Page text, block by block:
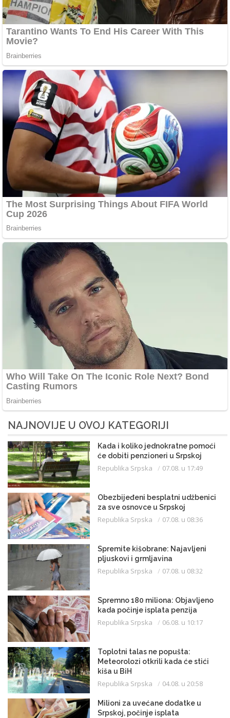
NAJNOVIJE U OVOJ KATEGORIJI
Kada i koliko jednokratne pomoći
će dobiti penzioneri u Srpskoj
Republika Srpska 07.08. u 17:49
Obezbijeđeni besplatni udžbenici
za sve osnovce u Srpskoj
Republika Srpska 07.08. u 08:36
Spremite kišobrane: Najavljeni
pljuskovi i grmljavina
Republika Srpska 07.08. u 08:32
Spremno 180 miliona: Objavljeno
kada počinje isplata penzija
Republika Srpska 06.08. u 10:17
Toplotni talas ne popušta:
Meteorolozi otkrili kada će stići
kiša u BiH
Republika Srpska 04.08. u 20:58
Milioni za uvećane dodatke u
Srpskoj, počinje isplata